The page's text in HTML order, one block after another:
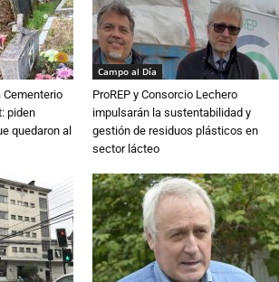
piden
quedaron al
Campo al Día
ProREP y Consorcio Lechero
impulsarán la sustentabilidad y
gestión de residuos plásticos en
sector lácteo